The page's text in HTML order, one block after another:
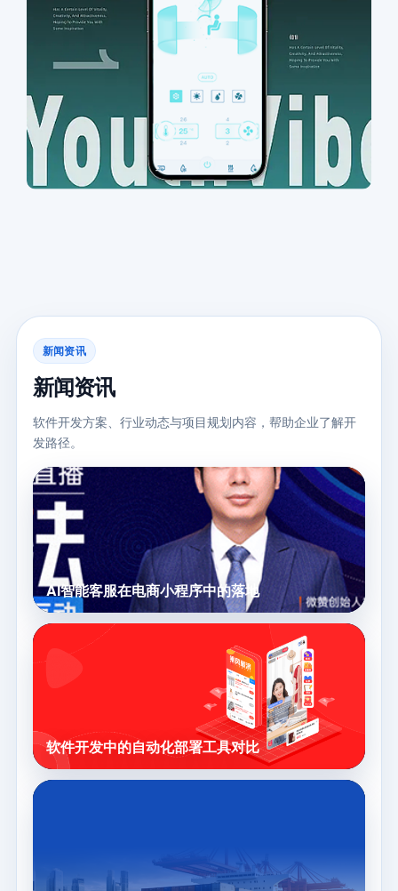
新闻资讯
新闻资讯
软件开发方案、行业动态与项目规划内容，帮助企业了解开
发路径。
AI智能客服在电商小程序中的落地
软件开发中的自动化部署工具对比